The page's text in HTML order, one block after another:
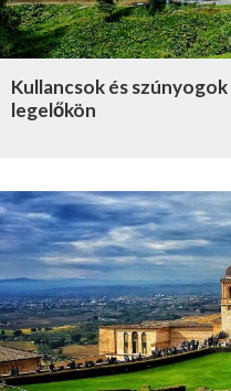
Kullancsok és
legelőkön